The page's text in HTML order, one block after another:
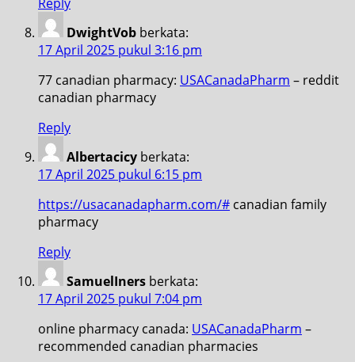
DwightVob berkata:
17 April 2025 pukul 3:16 pm
77 canadian pharmacy: USACanadaPharm – reddit
canadian pharmacy
Reply
Albertacicy berkata:
17 April 2025 pukul 6:15 pm
https://usacanadapharm.com/# canadian family
pharmacy
Reply
SamuelIners berkata:
17 April 2025 pukul 7:04 pm
online pharmacy canada: USACanadaPharm –
recommended canadian pharmacies